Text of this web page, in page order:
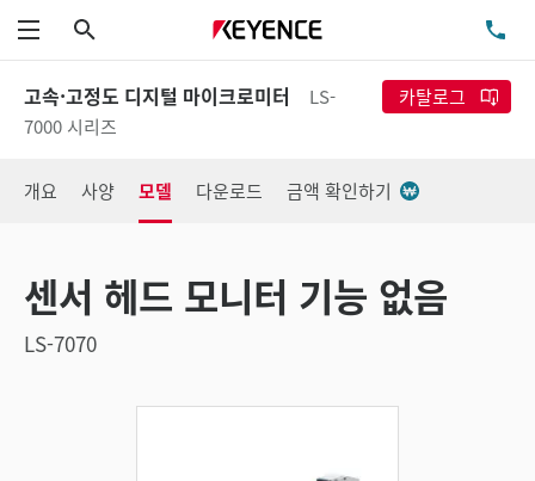
메뉴
고속·고정도 디지털 마이크로미터
LS-
7000 시리즈
카탈로그
개요 사양 모델 다운로드 금액 확인하기
센서 헤드 모니터 기능 없음
LS-7070